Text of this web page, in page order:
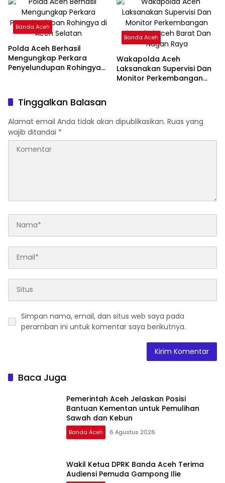
Banda Aceh
Polda Aceh Berhasil
Mengungkap Perkara
Penyelundupan Rohingya
Banda Aceh
Wakapolda Aceh
Laksanakan Supervisi Dan
Monitor Perkembangan
Tinggalkan Balasan
Alamat email Anda tidak akan dipublikasikan. Ruas yang
wajib ditandai *
Simpan nama, email, dan situs web saya pada
peramban ini untuk komentar saya berikutnya.
Baca Juga
Pemerintah Aceh Jelaskan Posisi
Bantuan Kementan untuk Pemulihan
Sawah dan Kebun
Banda Aceh 6 Agustus 2026
Wakil Ketua DPRK Banda Aceh Terima
Audiensi Pemuda Gampong Ilie